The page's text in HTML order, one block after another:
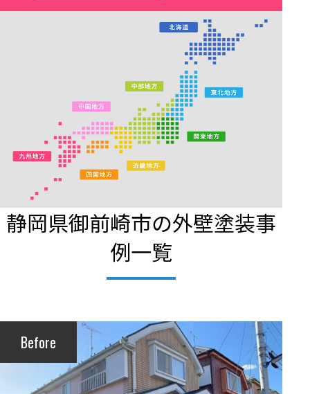
静岡県御前崎市の外壁塗装事
例一覧
Before